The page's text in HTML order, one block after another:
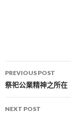
Post
PREVIOUS POST
祭祀公業精神之所在
NEXT POST